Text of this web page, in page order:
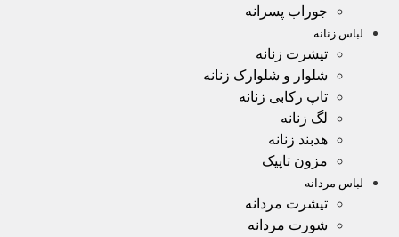
جوراب پسرانه
لباس زنانه
تیشرت زنانه
شلوار و شلوارک زنانه
تاپ رکابی زنانه
لگ زنانه
هدبند زنانه
مزون تاپیک
لباس مردانه
تیشرت مردانه
شورت مردانه